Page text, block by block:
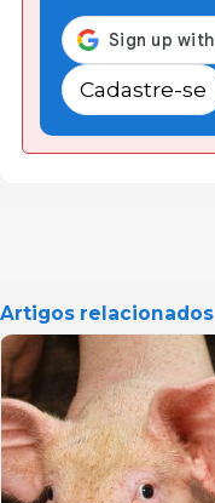
Cadastre-se
Artigos relacionados